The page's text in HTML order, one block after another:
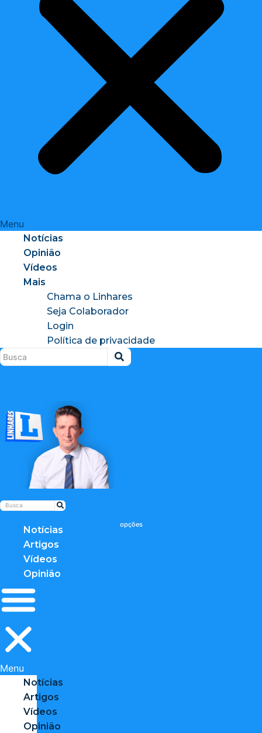
Menu
Notícias
Opinião
Vídeos
Mais
Chama o Linhares
Seja Colaborador
Login
Política de privacidade
Notícias
Artigos
Vídeos
Opinião
Menu
Notícias
Artigos
Vídeos
Opinião